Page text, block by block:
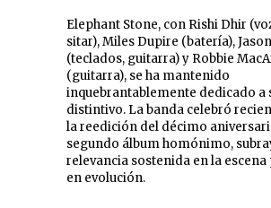
Elephant Stone, con Rishi Dhir
sitar), Miles Dupire (batería),
(teclados, guitarra) y Robbie
(guitarra), se ha mantenido
inquebrantablemente dedicado a
distintivo. La banda celebró
la reedición del décimo
segundo álbum homónimo,
relevancia sostenida en la
en evolución.